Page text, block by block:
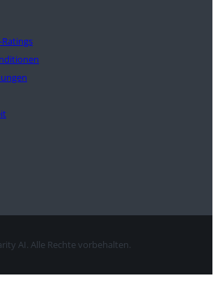
AI. Alle Rechte vorbehalten.